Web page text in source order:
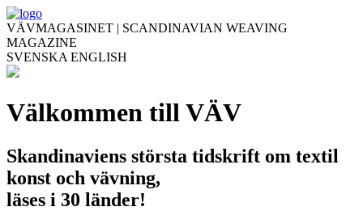
VÄVMAGASINET | SCANDINAVIAN WEAVING
MAGAZINE
SVENSKA ENGLISH
Välkommen till VÄV
Skandinaviens största tidskrift om textil
konst och vävning,
läses i 30 länder!